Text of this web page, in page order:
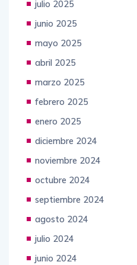
julio 2025
junio 2025
mayo 2025
abril 2025
marzo 2025
febrero 2025
enero 2025
diciembre 2024
noviembre 2024
octubre 2024
septiembre 2024
agosto 2024
julio 2024
junio 2024